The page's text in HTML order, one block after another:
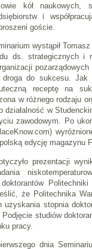
kół
i
goście.
wystąpił
ds. strategicznych i
droga do sukcesu.
receptę na
w różnego rodzaju
działalność w
zawodowym. Po
edycję magazynu
prezentacji
że Politechnika
uzyskania stopnia
studiów
pracy.
dnia